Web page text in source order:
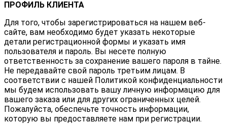
ПРОФИЛЬ КЛИЕНТА
Для того, чтобы зарегистрироваться на нашем веб-
сайте, вам необходимо будет указать некоторые
детали регистрационной формы и указать имя
пользователя и пароль. Вы несете полную
ответственность за сохранение вашего пароля в тайне.
Не передавайте свой пароль третьим лицам. В
соответствии с нашей Политикой конфиденциальности
мы будем использовать вашу личную информацию для
вашего заказа или для других ограниченных целей.
Пожалуйста, обеспечьте точность информации,
которую вы предоставляете нам при регистрации.